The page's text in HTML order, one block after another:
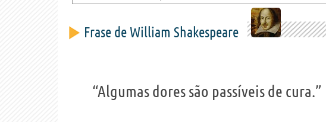
Frase de William Shakespeare
“Algumas dores são passíveis de cura.”